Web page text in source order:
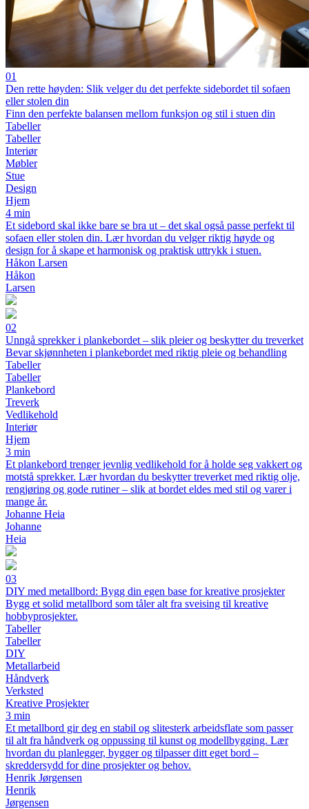
01
Den rette høyden: Slik velger du det perfekte sidebordet til sofaen
eller stolen din
Finn den perfekte balansen mellom funksjon og stil i stuen din
Tabeller
Tabeller
Interiør
Møbler
Stue
Design
Hjem
4 min
Et sidebord skal ikke bare se bra ut – det skal også passe perfekt til
sofaen eller stolen din. Lær hvordan du velger riktig høyde og
design for å skape et harmonisk og praktisk uttrykk i stuen.
Håkon Larsen
Håkon
Larsen
02
Unngå sprekker i plankebordet – slik pleier og beskytter du treverket
Bevar skjønnheten i plankebordet med riktig pleie og behandling
Tabeller
Tabeller
Plankebord
Treverk
Vedlikehold
Interiør
Hjem
3 min
Et plankebord trenger jevnlig vedlikehold for å holde seg vakkert og
motstå sprekker. Lær hvordan du beskytter treverket med riktig olje,
rengjøring og gode rutiner – slik at bordet eldes med stil og varer i
mange år.
Johanne Heia
Johanne
Heia
03
DIY med metallbord: Bygg din egen base for kreative prosjekter
Bygg et solid metallbord som tåler alt fra sveising til kreative
hobbyprosjekter.
Tabeller
Tabeller
DIY
Metallarbeid
Håndverk
Verksted
Kreative Prosjekter
3 min
Et metallbord gir deg en stabil og slitesterk arbeidsflate som passer
til alt fra håndverk og oppussing til kunst og modellbygging. Lær
hvordan du planlegger, bygger og tilpasser ditt eget bord –
skreddersydd for dine prosjekter og behov.
Henrik Jørgensen
Henrik
Jørgensen